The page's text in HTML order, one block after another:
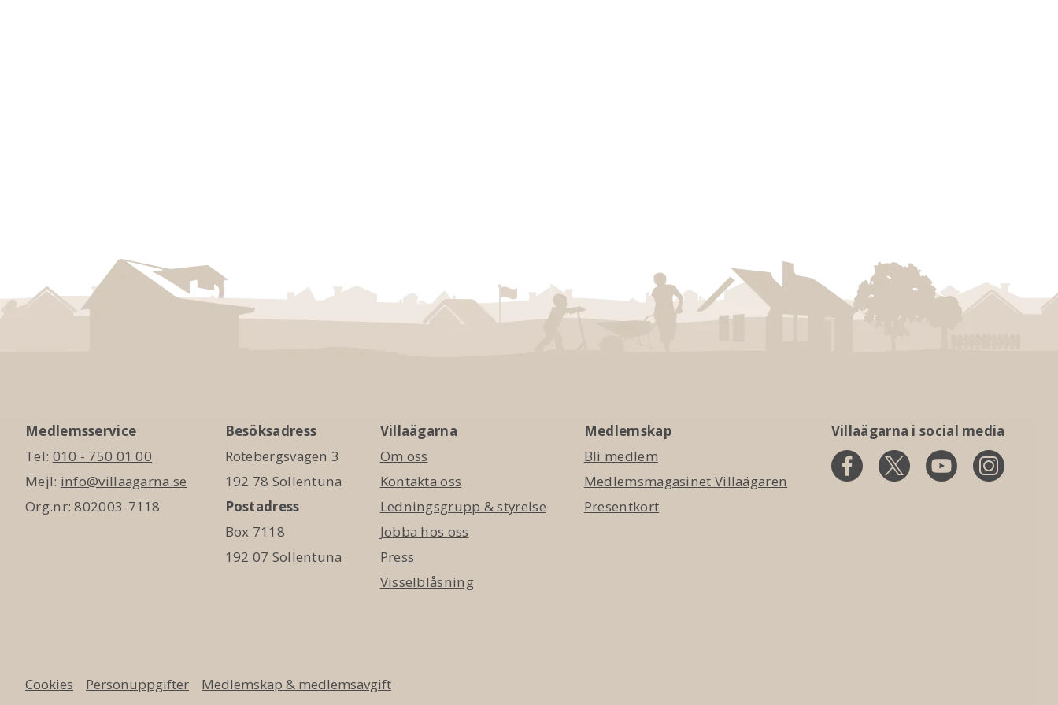
Medlemsservice
Tel: 010 - 750 01 00
Mejl: info@villaagarna.se
Org.nr: 802003-7118
Besöksadress
Rotebergsvägen 3
192 78 Sollentuna
Postadress
Box 7118
192 07 Sollentuna
Villaägarna
Om oss
Kontakta oss
Ledningsgrupp & styrelse
Jobba hos oss
Press
Visselblåsning
Medlemskap
Bli medlem
Medlemsmagasinet Villaägaren
Presentkort
Villaägarna i social media
Cookies Personuppgifter Medlemskap & medlemsavgift